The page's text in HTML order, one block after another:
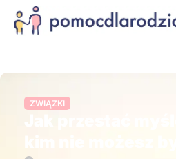
ZWIĄZKI
Jak przestać